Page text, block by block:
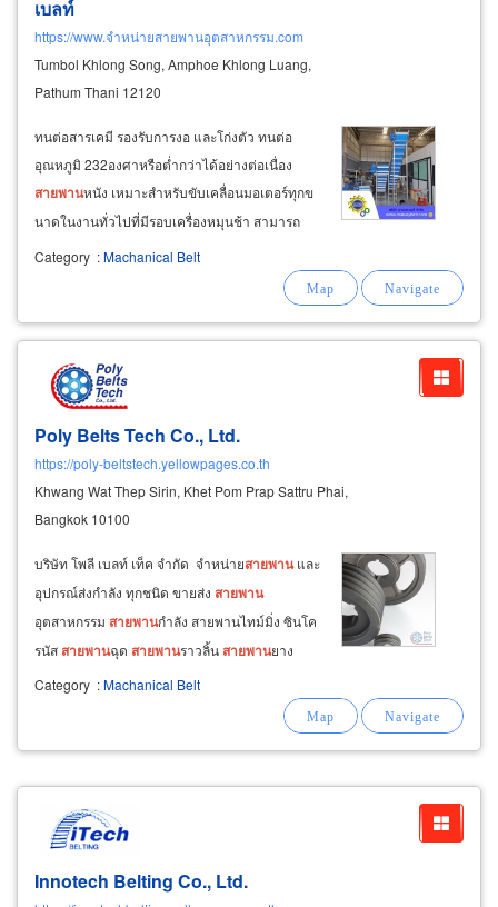
เบลท์
https://www.จำหน่ายสายพานอุตสาหกรรม.com
Tumbol Khlong Song, Amphoe Khlong Luang,
Pathum Thani 12120
ทนต่อสารเคมี รองรับการงอ และโก่งตัว ทนต่อ
อุณหภูมิ 232องศาหรือต่ำกว่าได้อย่างต่อเนื่อง
สายพานหนัง เหมาะสำหรับขับเคลื่อนมอเตอร์ทุกข
นาดในงานทั่วไปที่มีรอบเครื่องหมุนช้า สามารถ
ใช้ได้กับ
เครื่องจักร
ที่มีแรงฉุดสูง มอเตอร์ และพูเล่ย์
ขนาดใหญ่ใช้งานได้ดีกับงานจุดที่ต้องสัมผัสกับ
Category :Machanical Belt
Poly Belts Tech Co., Ltd.
https://poly-beltstech.yellowpages.co.th
Khwang Wat Thep Sirin, Khet Pom Prap Sattru Phai,
Bangkok 10100
บริษัท โพลี เบลท์ เท็ค จำกัด จำหน่ายสายพานและ
อุปกรณ์ส่งกำลัง ทุกชนิด ขายส่ง สายพาน
อุตสาหกรรม สายพานกำลัง สายพานไทม์มิ่ง ซินโค
รนัส สายพานฉุด สายพานราวลิ้น สายพานยาง
สายพานโพลียูรีเทนสายพานปลายเปิด
สายพาน
Category :Machanical Belt
Innotech Belting Co., Ltd.